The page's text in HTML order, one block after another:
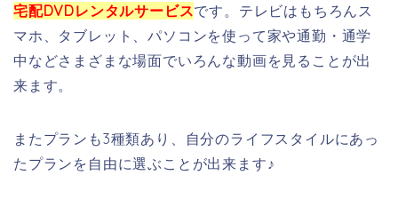
宅配DVDレンタルサービスです。テレビはもちろんス
マホ、タブレット、パソコンを使って家や通勤・通学
中などさまざまな場面でいろんな動画を見ることが出
来ます。
またプランも3種類あり、自分のライフスタイルにあっ
たプランを自由に選ぶことが出来ます♪